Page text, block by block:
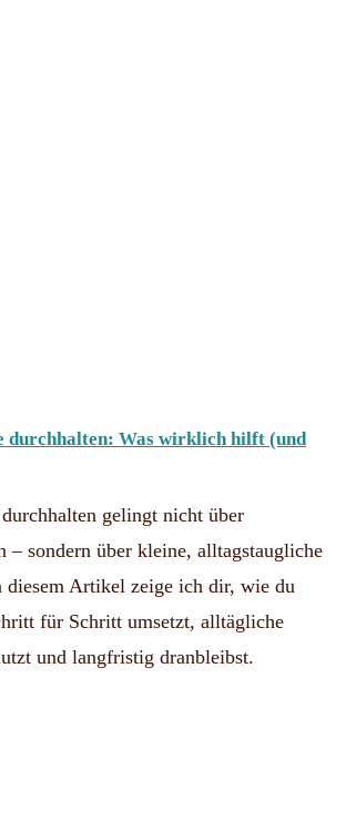
durchhalten: Was wirklich hilft (und
gelingt nicht über
– sondern über kleine, alltagstaugliche
diesem Artikel zeige ich dir, wie du
für Schritt umsetzt, alltägliche
und langfristig dranbleibst.